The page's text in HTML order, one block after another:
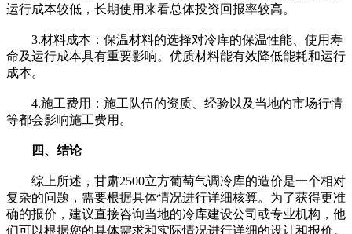
运行成本较低，长期使用来看总体投资回报率较高。
3.材料成本：保温材料的选择对冷库的保温性能、使用寿
命及运行成本具有重要影响。优质材料能有效降低能耗和运行
成本。
4.施工费用：施工队伍的资质、经验以及当地的市场行情
等都会影响施工费用。
四、结论
综上所述，甘肃2500立方葡萄气调冷库的造价是一个相对
复杂的问题，需要根据具体情况进行详细核算。为了获得更准
确的报价，建议直接咨询当地的冷库建设公司或专业机构，他
们可以根据您的具体需求和实际情况进行详细的设计和报价。